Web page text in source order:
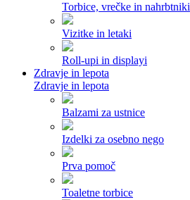
Torbice, vrečke in nahrbtniki
Vizitke in letaki
Roll-upi in displayi
Zdravje in lepota
Zdravje in lepota
Balzami za ustnice
Izdelki za osebno nego
Prva pomoč
Toaletne torbice